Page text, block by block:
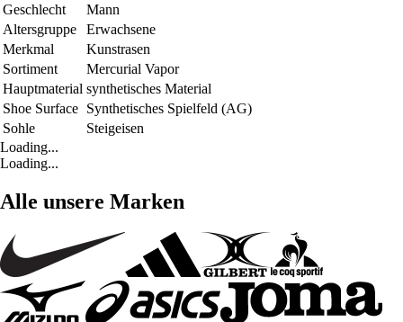
Geschlecht
Mann
Altersgruppe
Erwachsene
Merkmal
Kunstrasen
Sortiment
Mercurial Vapor
Hauptmaterial synthetisches Material
Shoe Surface Synthetisches Spielfeld (AG)
Sohle
Steigeisen
Loading...
Loading...
Alle unsere Marken